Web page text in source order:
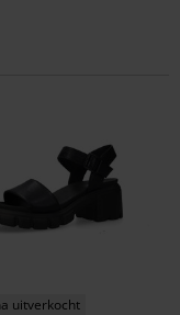
uitverkocht